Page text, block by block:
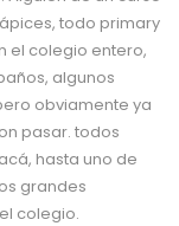
todo primary
el colegio entero,
algunos
obviamente ya
pasar. todos
hasta uno de
grandes
colegio.